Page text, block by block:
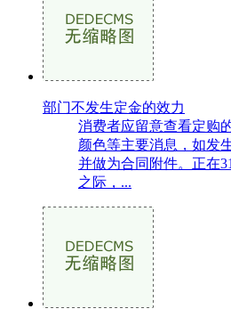
部门不发生定金的效力
消费者应留意查看定购
颜色等主要消息，如发
并做为合同附件。正在
之际，...